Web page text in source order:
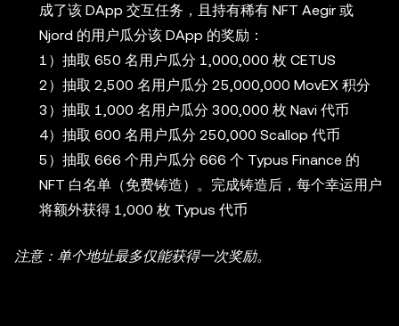
成了该 DApp 交互任务，且持有稀有 NFT Aegir 或
Njord 的用户瓜分该 DApp 的奖励：
1）抽取 650 名用户瓜分 1,000,000 枚 CETUS
2）抽取 2,500 名用户瓜分 25,000,000 MovEX 积分
3）抽取 1,000 名用户瓜分 300,000 枚 Navi 代币
4）抽取 600 名用户瓜分 250,000 Scallop 代币
5）抽取 666 个用户瓜分 666 个 Typus Finance 的
NFT 白名单（免费铸造）。完成铸造后，每个幸运用户
将额外获得 1,000 枚 Typus 代币
注意：单个地址最多仅能获得一次奖励。